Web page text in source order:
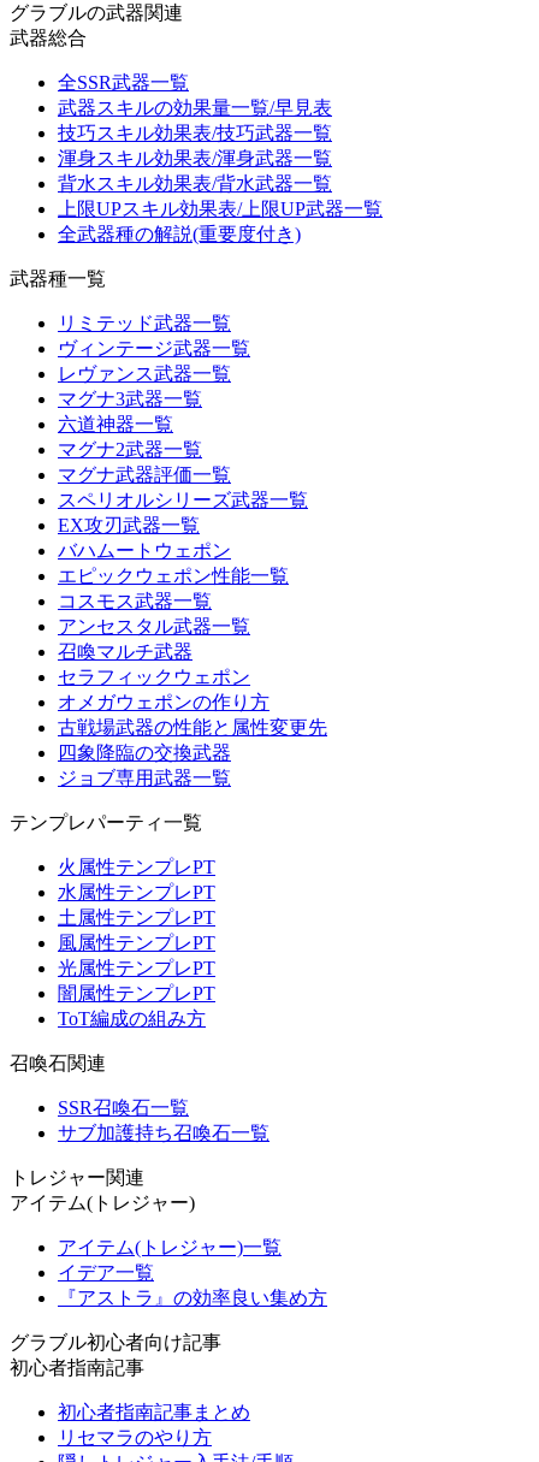
グラブルの武器関連
武器総合
全SSR武器一覧
武器スキルの効果量一覧/早見表
技巧スキル効果表/技巧武器一覧
渾身スキル効果表/渾身武器一覧
背水スキル効果表/背水武器一覧
上限UPスキル効果表/上限UP武器一覧
全武器種の解説(重要度付き)
武器種一覧
リミテッド武器一覧
ヴィンテージ武器一覧
レヴァンス武器一覧
マグナ3武器一覧
六道神器一覧
マグナ2武器一覧
マグナ武器評価一覧
スペリオルシリーズ武器一覧
EX攻刃武器一覧
バハムートウェポン
エピックウェポン性能一覧
コスモス武器一覧
アンセスタル武器一覧
召喚マルチ武器
セラフィックウェポン
オメガウェポンの作り方
古戦場武器の性能と属性変更先
四象降臨の交換武器
ジョブ専用武器一覧
テンプレパーティ一覧
火属性テンプレPT
水属性テンプレPT
土属性テンプレPT
風属性テンプレPT
光属性テンプレPT
闇属性テンプレPT
ToT編成の組み方
召喚石関連
SSR召喚石一覧
サブ加護持ち召喚石一覧
トレジャー関連
アイテム(トレジャー)
アイテム(トレジャー)一覧
イデア一覧
『アストラ』の効率良い集め方
グラブル初心者向け記事
初心者指南記事
初心者指南記事まとめ
リセマラのやり方